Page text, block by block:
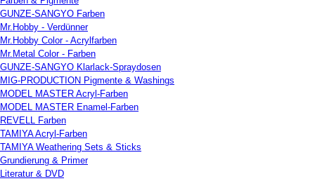
GUNZE-SANGYO Farben
Mr.Hobby - Verdünner
Mr.Hobby Color - Acrylfarben
Mr.Metal Color - Farben
GUNZE-SANGYO Klarlack-Spraydosen
MIG-PRODUCTION Pigmente & Washings
MODEL MASTER Acryl-Farben
MODEL MASTER Enamel-Farben
REVELL Farben
TAMIYA Acryl-Farben
TAMIYA Weathering Sets & Sticks
Grundierung & Primer
Literatur & DVD